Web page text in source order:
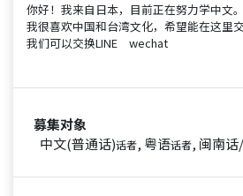
你好！我来自日本，目前正在努力学中文。
我很喜欢中国和台湾文化，希望能在这里
我们可以交换LINE wechat
募集对象
中文(普通话)话者, 粤语话者, 闽南